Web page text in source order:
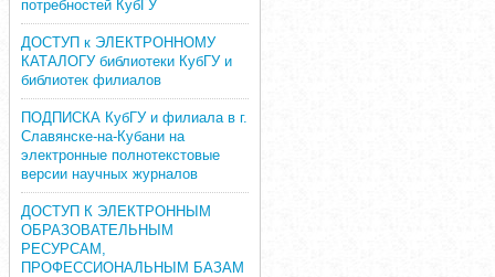
потребностей КубГУ
ДОСТУП к ЭЛЕКТРОННОМУ
КАТАЛОГУ библиотеки КубГУ и
библиотек филиалов
ПОДПИСКА КубГУ и филиала в г.
Славянске-на-Кубани на
электронные полнотекстовые
версии научных журналов
ДОСТУП К ЭЛЕКТРОННЫМ
ОБРАЗОВАТЕЛЬНЫМ
РЕСУРСАМ,
ПРОФЕССИОНАЛЬНЫМ БАЗАМ